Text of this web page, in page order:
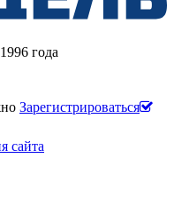
года
Зарегистрироваться
сайта